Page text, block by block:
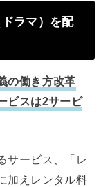
ラマ）を配
の働き方改革
ビスは2サービ
サービス、「レ
加えレンタル料